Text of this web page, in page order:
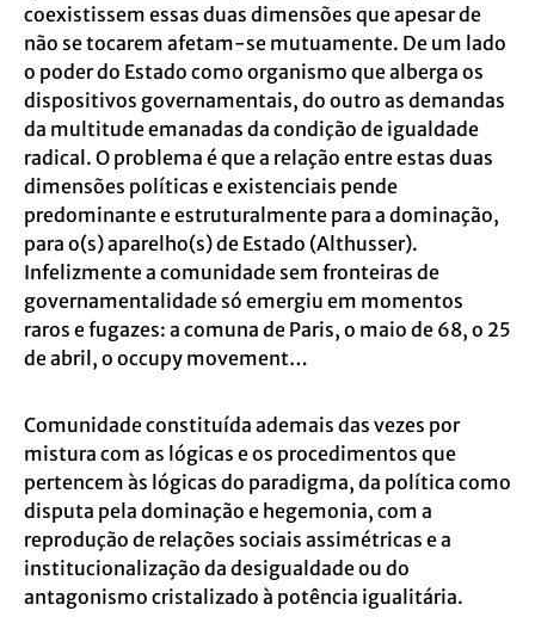
coexistissem essas duas dimensões que apesar de
não se tocarem afetam-se mutuamente. De um lado
o poder do Estado como organismo que alberga os
dispositivos governamentais, do outro as demandas
da multitude emanadas da condição de igualdade
radical. O problema é que a relação entre estas duas
dimensões políticas e existenciais pende
predominante e estruturalmente para a dominação,
para o(s) aparelho(s) de Estado (Althusser).
Infelizmente a comunidade sem fronteiras de
governamentalidade só emergiu em momentos
raros e fugazes: a comuna de Paris, o maio de 68, o 25
de abril, o occupy movement…
Comunidade constituída ademais das vezes por
mistura com as lógicas e os procedimentos que
pertencem às lógicas do paradigma, da política como
disputa pela dominação e hegemonia, com a
reprodução de relações sociais assimétricas e a
institucionalização da desigualdade ou do
antagonismo cristalizado à potência igualitária.